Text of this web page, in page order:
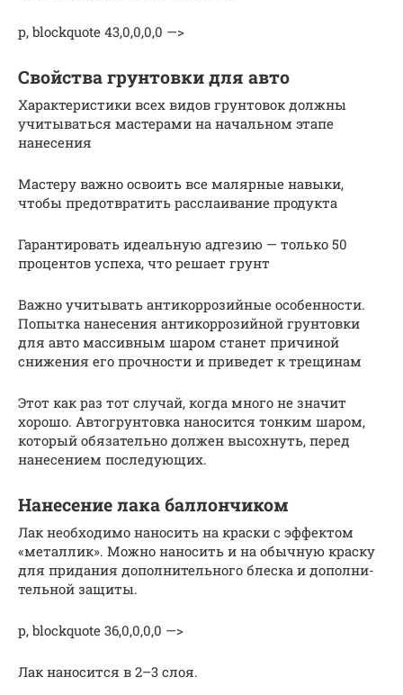
p, blockquote 43,0,0,0,0 —>
Свойства грунтовки для авто
Характеристики всех видов грунтовок должны
учитываться мастерами на начальном этапе
нанесения
Мастеру важно освоить все малярные навыки,
чтобы предотвратить расслаивание продукта
Гарантировать идеальную адгезию — только 50
процентов успеха, что решает грунт
Важно учитывать антикоррозийные особенности.
Попытка нанесения антикоррозийной грунтовки
для авто массивным шаром станет причиной
снижения его прочности и приведет к трещинам
Этот как раз тот случай, когда много не значит
хорошо. Автогрунтовка наносится тонким шаром,
который обязательно должен высохнуть, перед
нанесением последующих.
Нанесение лака баллончиком
Лак необ­хо­ди­мо нано­сить на крас­ки с эффек­том
«метал­лик». Мож­но нано­сить и на обыч­ную крас­ку
для при­да­ния допол­ни­тель­но­го блес­ка и допол­ни­
тель­ной защи­ты.
p, blockquote 36,0,0,0,0 —>
Лак нано­сит­ся в 2–3 слоя.